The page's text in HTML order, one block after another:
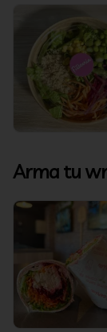
Arma tu